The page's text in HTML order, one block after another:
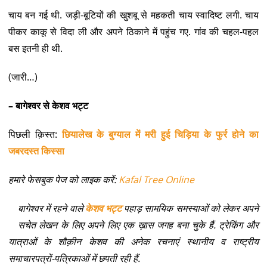
चाय बन गई थी. जड़ी-बूटियों की खुशबू से महकती चाय स्वादिष्ट लगी. चाय
पीकर काकू से विदा ली और अपने ठिकाने में पहुंच गए. गांव की चहल-पहल
बस इतनी ही थी.
(जारी…)
– बागेश्वर से केशव भट्ट
पिछली क़िस्त:छियालेख के बुग्याल में मरी हुई चिड़िया के फुर्र होने का
जबरदस्त किस्सा
हमारे फेसबुक पेज को लाइक करें:Kafal Tree Online
बागेश्वर में रहने वालेकेशव भट्ट पहाड़ सामयिक समस्याओं को लेकर अपने
सचेत लेखन के लिए अपने लिए एक ख़ास जगह बना चुके हैं. ट्रेकिंग और
यात्राओं के शौक़ीन केशव की अनेक रचनाएं स्थानीय व राष्ट्रीय
समाचारपत्रों-पत्रिकाओं में छपती रही हैं.